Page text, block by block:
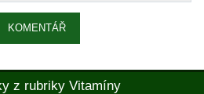
KOMENTÁŘ
z rubriky Vitamíny